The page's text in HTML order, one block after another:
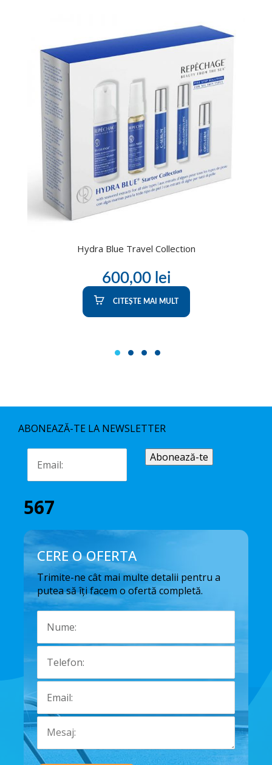
Hydra Blue Travel Collection
600,00 lei
CITEȘTE MAI MULT
1 2 3 4
ABONEAZĂ-TE LA NEWSLETTER
567
CERE O OFERTA
Trimite-ne cât mai multe detalii pentru a
putea să îți facem o ofertă completă.